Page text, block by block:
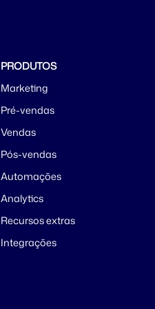
PRODUTOS
Marketing
Pré-vendas
Vendas
Pós-vendas
Automações
Analytics
Recursos extras
Integrações